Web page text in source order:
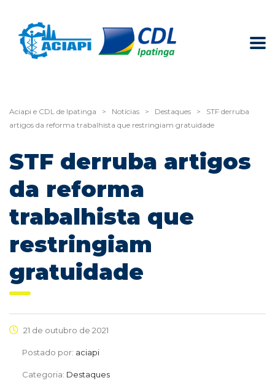
Aciapi e CDL de Ipatinga > Notícias > Destaques >
STF derruba
artigos da reforma trabalhista que restringiam gratuidade
STF derruba artigos
da reforma
trabalhista que
restringiam
gratuidade
21 de outubro de 2021
Postado por: aciapi
Categoria: Destaques